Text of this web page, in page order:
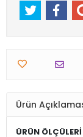
Ürün
ÜRÜN ÖLÇÜLERİ